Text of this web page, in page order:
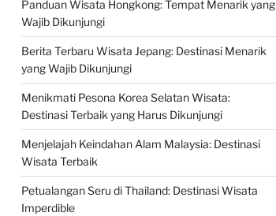
Panduan Wisata Hongkong: Tempat Menarik yang
Wajib Dikunjungi
Berita Terbaru Wisata Jepang: Destinasi Menarik
yang Wajib Dikunjungi
Menikmati Pesona Korea Selatan Wisata:
Destinasi Terbaik yang Harus Dikunjungi
Menjelajah Keindahan Alam Malaysia: Destinasi
Wisata Terbaik
Petualangan Seru di Thailand: Destinasi Wisata
Imperdible